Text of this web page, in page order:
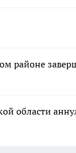
районе
области